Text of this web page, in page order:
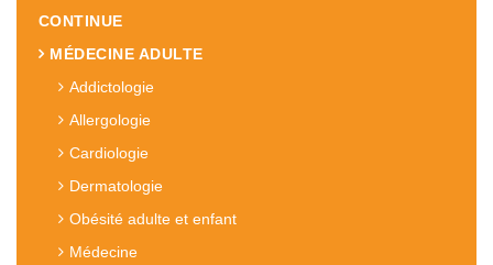
CONTINUE
MÉDECINE ADULTE
Addictologie
Allergologie
Cardiologie
Dermatologie
Obésité adulte et enfant
Médecine